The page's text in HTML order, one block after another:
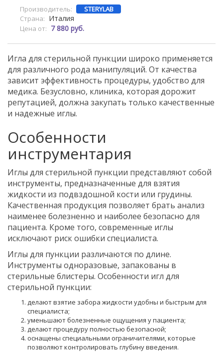
Производитель:
STERYLAB
Страна: Италия
Цена от: 7 880 руб.
Игла для стерильной пункции широко применяется
для различного рода манипуляций. От качества
зависит эффективность процедуры, удобство для
медика. Безусловно, клиника, которая дорожит
репутацией, должна закупать только качественные
и надежные иглы.
Особенности
инструментария
Иглы для стерильной пункции представляют собой
инструменты, предназначенные для взятия
жидкости из подвздошной кости или грудины.
Качественная продукция позволяет брать анализ
наименее болезненно и наиболее безопасно для
пациента. Кроме того, современные иглы
исключают риск ошибки специалиста.
Иглы для пункции различаются по длине.
Инструменты одноразовые, запакованы в
стерильные блистеры. Особенности игл для
стерильной пункции:
делают взятие забора жидкости удобны и быстрым для
специалиста;
уменьшают болезненные ощущения у пациента;
делают процедуру полностью безопасной;
оснащены специальными ограничителями, которые
позволяют контролировать глубину введения.